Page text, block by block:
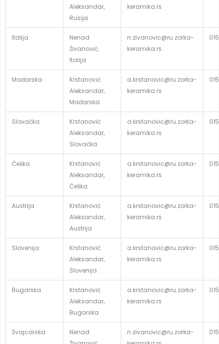
Aleksandar,
Rusija
keramika.rs
Italija
Nenad
Živanović,
Italija
n.zivanovic@ru.zorka-
keramika.rs
Mađarska
Krstanović
Aleksandar,
Mađarska
a.krstanovic@ru.zorka-
keramika.rs
Slovačka
Krstanović
Aleksandar,
Slovačka
a.krstanovic@ru.zorka-
keramika.rs
Češka
Krstanović
Aleksandar,
Češka
a.krstanovic@ru.zorka-
keramika.rs
Austrija
Krstanović
Aleksandar,
Austrija
a.krstanovic@ru.zorka-
keramika.rs
Slovenija
Krstanović
Aleksandar,
Slovenija
a.krstanovic@ru.zorka-
keramika.rs
Bugarska
Krstanović
Aleksandar,
Bugarska
a.krstanovic@ru.zorka-
keramika.rs
Švajcarska
Nenad
n.zivanovic@ru.zorka-